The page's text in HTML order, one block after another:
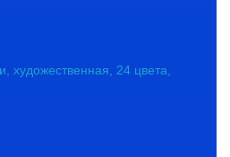
художественная, 24 цвета,